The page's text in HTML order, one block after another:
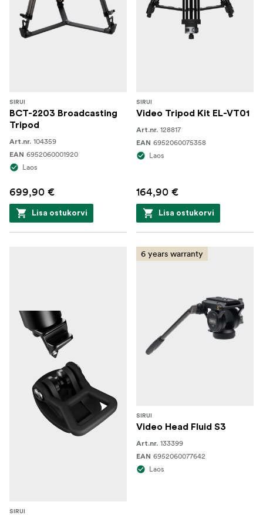
SIRUI
BCT-2203 Broadcasting
Tripod
Art.nr. 104359
EAN 6952060001920
Laos
699,90 €
Lisa ostukorvi
SIRUI
Video Tripod Kit EL-VT01
Art.nr. 128817
EAN 6952060075358
Laos
164,90 €
Lisa ostukorvi
SIRUI
6 years warranty
SIRUI
Video Head Fluid S3
Art.nr. 133399
EAN 6952060077642
Laos